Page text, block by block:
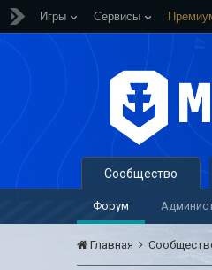
Игры Сервисы
Сообщество
Форум
Главная